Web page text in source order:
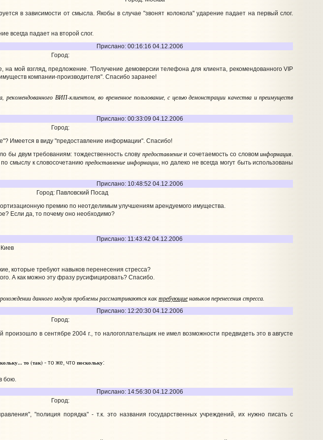
в зависимости от смысла. Якобы в случае "звонят колокола" ударение падает на первый слог.
всегда падает на второй слог.
Прислано: 00:16:16 04.12.2006
Город:
на мой взгляд, предложение. "Получение демоверсии телефона для клиента, рекомендованного VIP
компании-производителя". Спасибо заранее!
рекомендованного ВИП-клиентом, во временное пользование, с целью демонстрации качества и преимуществ
Прислано: 00:33:09 04.12.2006
Город:
Имеется в виду "предоставление информации". Спасибо!
бы двум требованиям: тождественность слову предоставлениеи сочетаемость со словоминформация.
смыслу к словосочетанию предоставление информации, но далеко не всегда могут быть использованы
Прислано: 10:48:52 04.12.2006
Город: Павловский Посад
премию по неотделимым улучшениям арендуемого имущества.
Если да, то почему оно необходимо?
Прислано: 11:43:42 04.12.2006
которые требуют навыков перенесения стресса?
А как можно эту фразу русифицировать? Спасибо.
данного модуля проблемы рассматриваются кактребующиенавыков перенесения стресса.
Прислано: 12:20:30 04.12.2006
Город:
в сентябре 2004 г., то налогоплательщик не имел возможности предвидеть это в августе
то (так) - то же, что поскольку:
бою.
Прислано: 14:56:30 04.12.2006
Город:
"полиция порядка" - т.к. это названия государственных учреждений, их нужно писать с